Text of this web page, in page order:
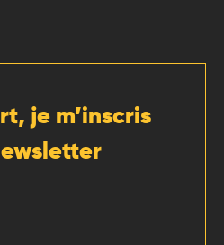
je m’inscris